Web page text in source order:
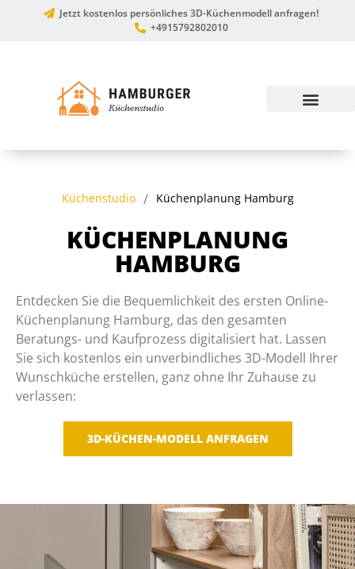
Jetzt kostenlos persönliches 3D-Küchenmodell anfragen!
+4915792802010
Küchenstudio / Küchenplanung Hamburg
KÜCHENPLANUNG
HAMBURG
Entdecken Sie die Bequemlichkeit des ersten Online-
Küchenplanung Hamburg, das den gesamten
Beratungs- und Kaufprozess digitalisiert hat. Lassen
Sie sich kostenlos ein unverbindliches 3D-Modell Ihrer
Wunschküche erstellen, ganz ohne Ihr Zuhause zu
verlassen:
3D-KÜCHEN-MODELL ANFRAGEN